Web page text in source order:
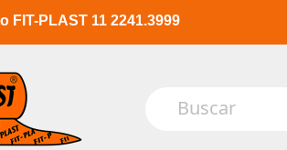
FIT-PLAST 11 2241.3999